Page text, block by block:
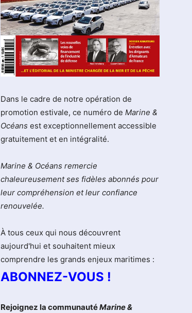
Dans le cadre de notre opération de
promotion estivale, ce numéro de Marine &
Océans est exceptionnellement accessible
gratuitement et en intégralité.
Marine & Océans remercie
chaleureusement ses fidèles abonnés pour
leur compréhension et leur confiance
renouvelée.
À tous ceux qui nous découvrent
aujourd'hui et souhaitent mieux
comprendre les grands enjeux maritimes :
ABONNEZ-VOUS !
Rejoignez la communautéMarine &